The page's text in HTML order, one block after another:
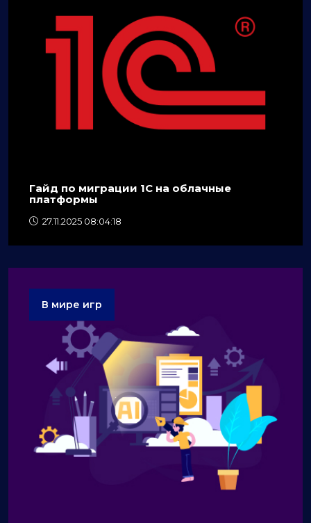
Гайд по миграции 1C на облачные
платформы
27.11.2025 08:04:18
В мире игр